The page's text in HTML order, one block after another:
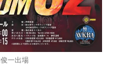
一出場